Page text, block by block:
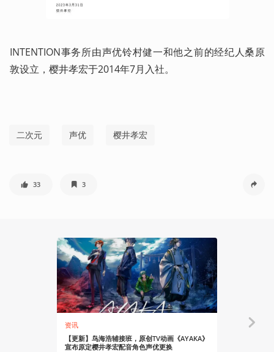
INTENTION事务所由声优铃村健一和他之前的经纪人桑原
敦设立，樱井孝宏于2014年7月入社。
二次元 声优 樱井孝宏
33 3
资讯
【更新】鸟海浩辅接班，原创TV动画《AYAKA》
宣布原定樱井孝宏配音角色声优更换